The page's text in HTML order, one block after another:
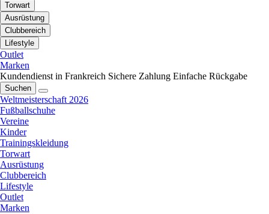
Torwart
Ausrüstung
Clubbereich
Lifestyle
Outlet
Marken
Kundendienst in Frankreich Sichere Zahlung Einfache Rückgabe
Suchen
Weltmeisterschaft 2026
Fußballschuhe
Vereine
Kinder
Trainingskleidung
Torwart
Ausrüstung
Clubbereich
Lifestyle
Outlet
Marken